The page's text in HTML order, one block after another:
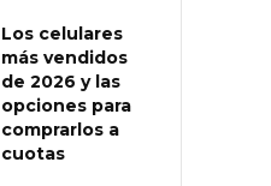
Los celulares
más vendidos
de 2026 y las
opciones para
comprarlos a
cuotas